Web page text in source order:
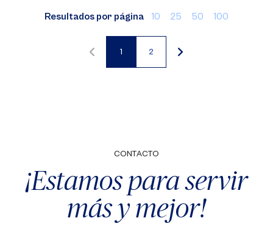
Resultados por página 10 25 50 100
Página
1
Página
2
CONTACTO
¡Estamos para servir
más y mejor!